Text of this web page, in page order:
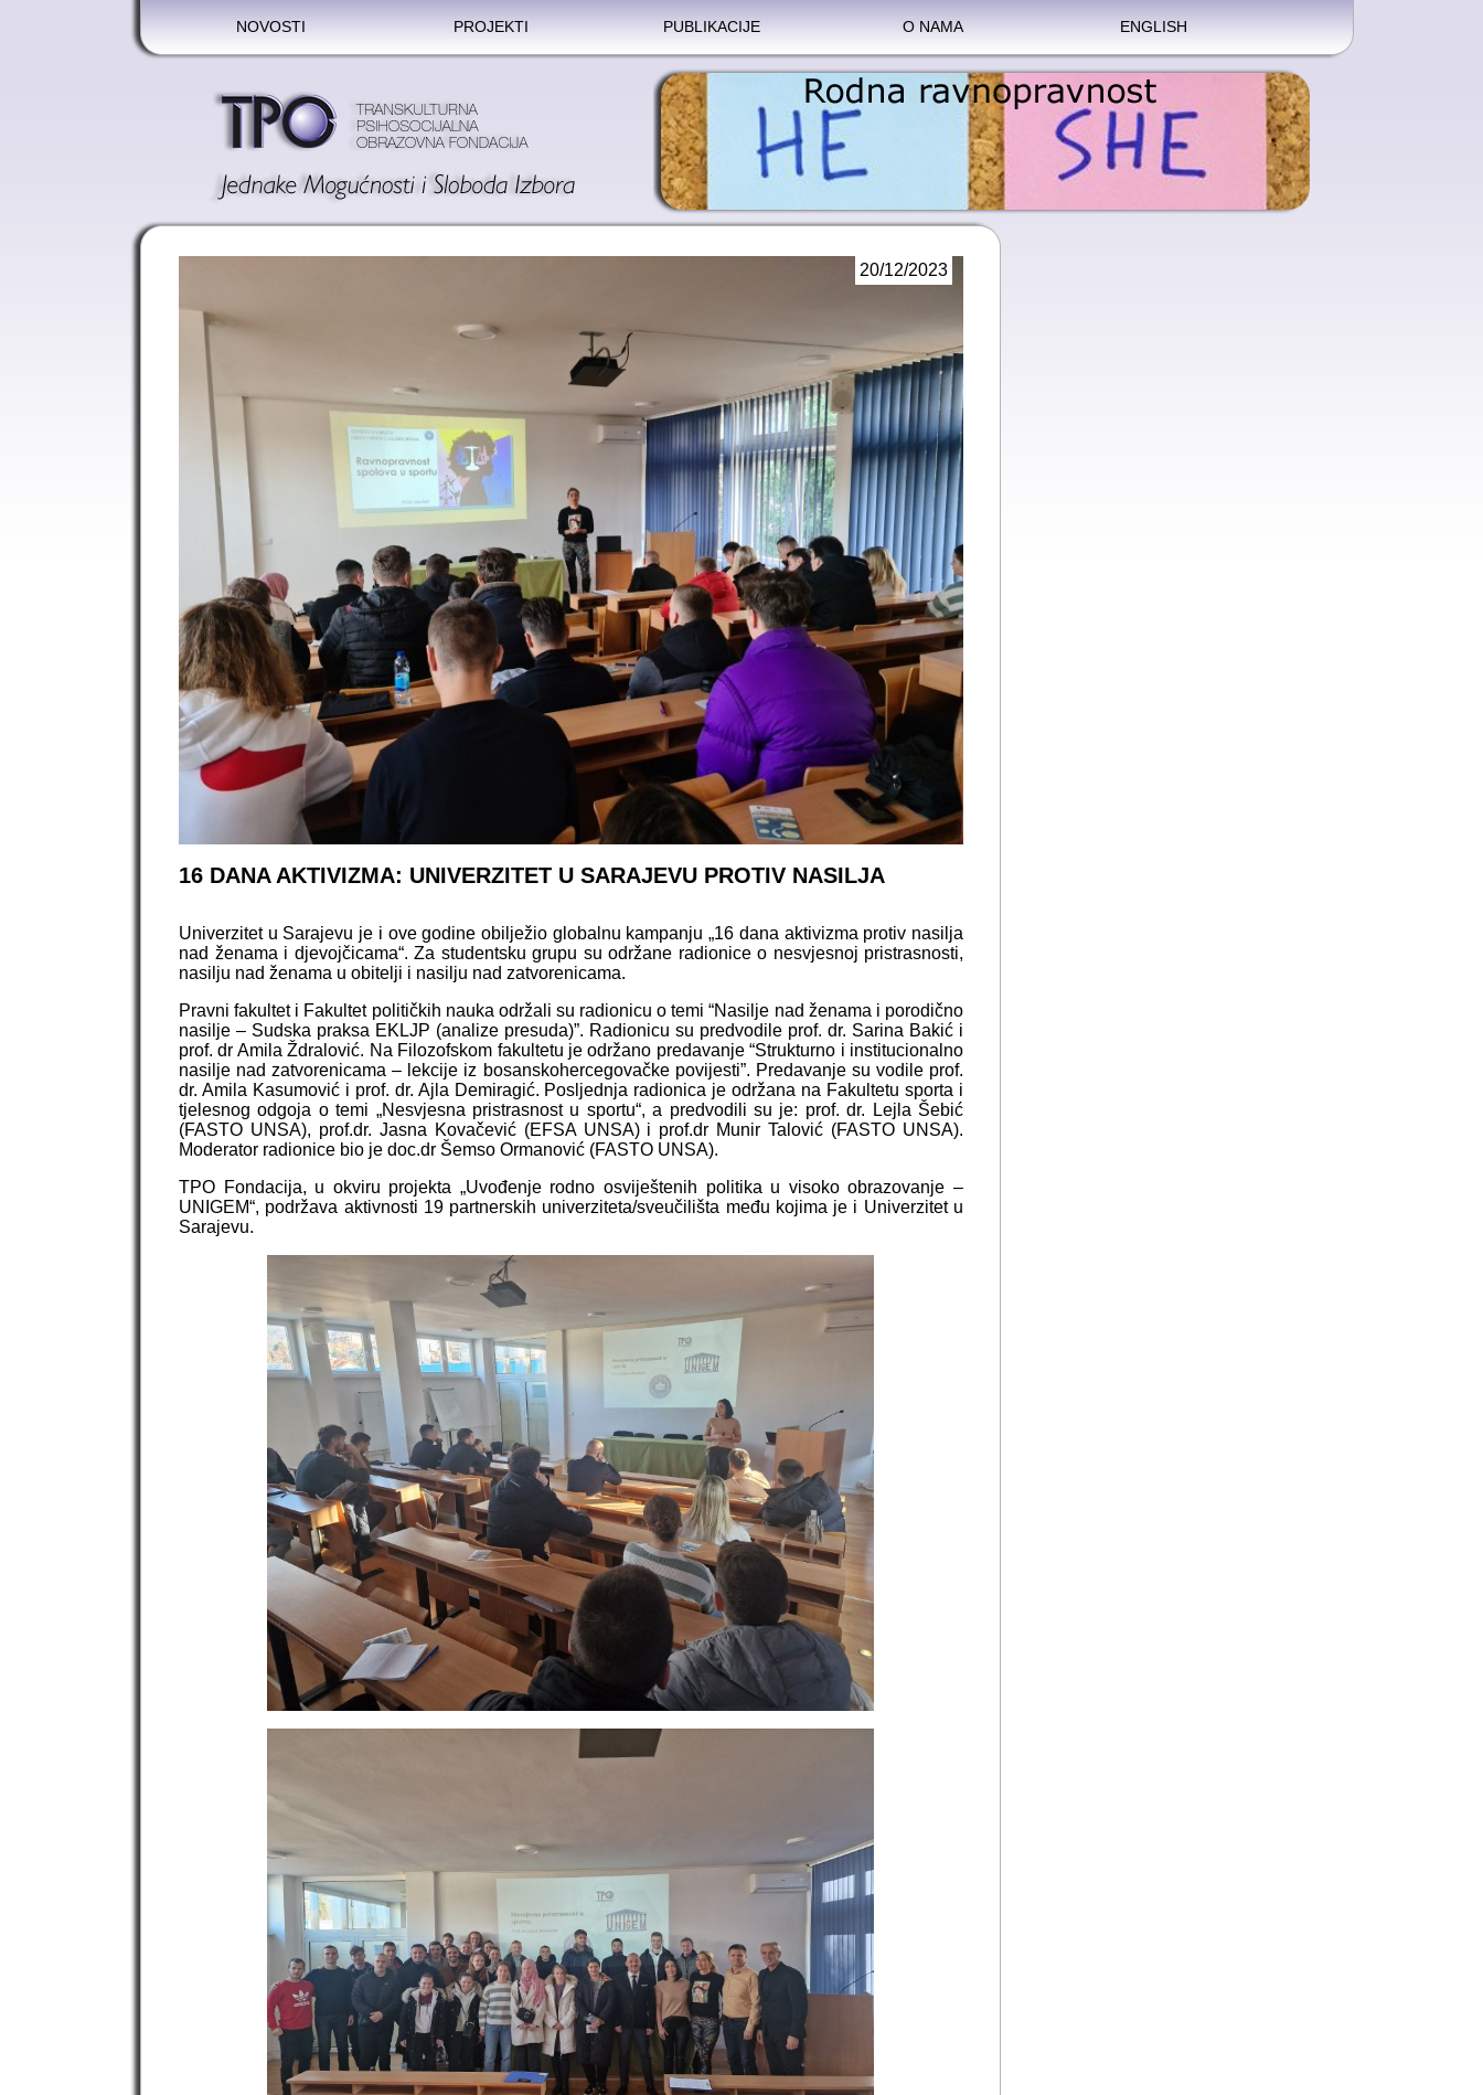
NOVOSTI PROJEKTI PUBLIKACIJE O NAMA ENGLISH
20/12/2023
16 DANA AKTIVIZMA: UNIVERZITET U SARAJEVU PROTIV NASILJA
Univerzitet u Sarajevu je i ove godine obilježio globalnu kampanju „16 dana aktivizma protiv nasilja
nad ženama i djevojčicama“. Za studentsku grupu su održane radionice o nesvjesnoj pristrasnosti,
nasilju nad ženama u obitelji i nasilju nad zatvorenicama.
Pravni fakultet i Fakultet političkih nauka održali su radionicu o temi “Nasilje nad ženama i porodično
nasilje – Sudska praksa EKLJP (analize presuda)”. Radionicu su predvodile prof. dr. Sarina Bakić i
prof. dr Amila Ždralović. Na Filozofskom fakultetu je održano predavanje “Strukturno i institucionalno
nasilje nad zatvorenicama – lekcije iz bosanskohercegovačke povijesti”. Predavanje su vodile prof.
dr. Amila Kasumović i prof. dr. Ajla Demiragić. Posljednja radionica je održana na Fakultetu sporta i
tjelesnog odgoja o temi „Nesvjesna pristrasnost u sportu“, a predvodili su je: prof. dr. Lejla Šebić
(FASTO UNSA), prof.dr. Jasna Kovačević (EFSA UNSA) i prof.dr Munir Talović (FASTO UNSA).
Moderator radionice bio je doc.dr Šemso Ormanović (FASTO UNSA).
TPO Fondacija, u okviru projekta „Uvođenje rodno osviještenih politika u visoko obrazovanje –
UNIGEM“, podržava aktivnosti 19 partnerskih univerziteta/sveučilišta među kojima je i Univerzitet u
Sarajevu.